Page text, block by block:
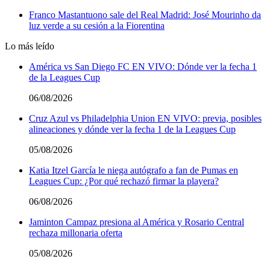
Franco Mastantuono sale del Real Madrid: José Mourinho da
luz verde a su cesión a la Fiorentina
Lo más leído
América vs San Diego FC EN VIVO: Dónde ver la fecha 1
de la Leagues Cup
06/08/2026
Cruz Azul vs Philadelphia Union EN VIVO: previa, posibles
alineaciones y dónde ver la fecha 1 de la Leagues Cup
05/08/2026
Katia Itzel García le niega autógrafo a fan de Pumas en
Leagues Cup: ¿Por qué rechazó firmar la playera?
06/08/2026
Jaminton Campaz presiona al América y Rosario Central
rechaza millonaria oferta
05/08/2026